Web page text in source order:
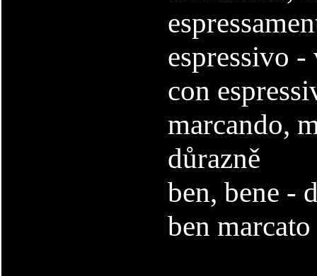
espressivo -
con
marcando,
důrazně
ben, bene -
ben